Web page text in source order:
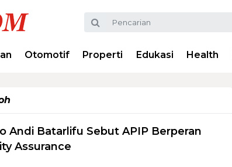
Otomotif Properti Edukasi Health
Andi Batarlifu Sebut APIP Berperan
Assurance